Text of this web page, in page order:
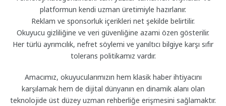
platformun kendi uzman üretimiyle hazırlanır.
Reklam ve sponsorluk içerikleri net şekilde belirtilir.
Okuyucu gizliliğine ve veri güvenliğine azami özen gösterilir.
Her türlü ayrımcılık, nefret söylemi ve yanıltıcı bilgiye karşı sıfır
tolerans politikamız vardır.
Amacımız, okuyucularımızın hem klasik haber ihtiyacını
karşılamak hem de dijital dünyanın en dinamik alanı olan
teknolojide üst düzey uzman rehberliğe erişmesini sağlamaktır.